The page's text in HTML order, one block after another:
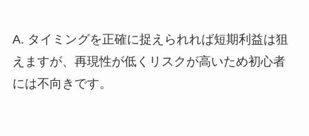
A. タイミングを正確に捉えられれば短期利益は狙
えますが、再現性が低くリスクが高いため初心者
には不向きです。